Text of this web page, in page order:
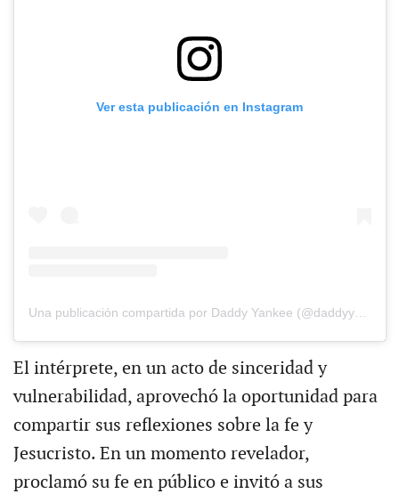
Ver esta publicación en Instagram
Una publicación compartida por Daddy Yankee (@daddyyankee)
El intérprete, en un acto de sinceridad y
vulnerabilidad, aprovechó la oportunidad para
compartir sus reflexiones sobre la fe y
Jesucristo. En un momento revelador,
proclamó su fe en público e invitó a sus